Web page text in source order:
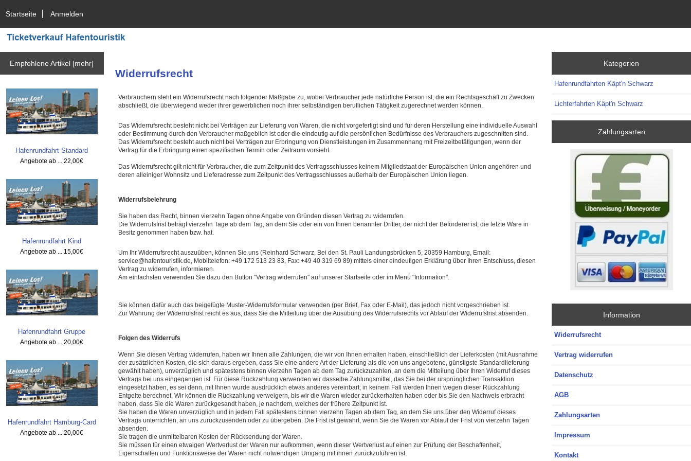
Startseite Anmelden
Empfohlene Artikel [mehr]
Hafenrundfahrt Standard
Angebote ab ...22,00€
Hafenrundfahrt Kind
Angebote ab ... 15,00€
Hafenrundfahrt Gruppe
Angebote ab ...20,00€
Hafenrundfahrt Hamburg-Card
Angebote ab ...20,00€
Widerrufsrecht
Verbrauchern steht ein Widerrufsrecht nach folgender Maßgabe zu, wobei Verbraucher jede natürliche Person ist, die ein Rechtsgeschäft zu Zwecken
abschließt, die überwiegend weder ihrer gewerblichen noch ihrer selbständigen beruflichen Tätigkeit zugerechnet werden können.
Das Widerrufsrecht besteht nicht bei Verträgen zur Lieferung von Waren, die nicht vorgefertigt sind und für deren Herstellung eine individuelle Auswahl
oder Bestimmung durch den Verbraucher maßgeblich ist oder die eindeutig auf die persönlichen Bedürfnisse des Verbrauchers zugeschnitten sind.
Das Widerrufsrecht besteht auch nicht bei Verträgen zur Erbringung von Dienstleistungen im Zusammenhang mit Freizeitbetätigungen, wenn der
Vertrag für die Erbringung einen spezifischen Termin oder Zeitraum vorsieht.
Das Widerrufsrecht gilt nicht für Verbraucher, die zum Zeitpunkt des Vertragsschlusses keinem Mitgliedstaat der Europäischen Union angehören und
deren alleiniger Wohnsitz und Lieferadresse zum Zeitpunkt des Vertragsschlusses außerhalb der Europäischen Union liegen.
Widerrufsbelehrung
Sie haben das Recht, binnen vierzehn Tagen ohne Angabe von Gründen diesen Vertrag zu widerrufen.
Die Widerrufsfrist beträgt vierzehn Tage ab dem Tag, an dem Sie oder ein von Ihnen benannter Dritter, der nicht der Beförderer ist, die letzte Ware in
Besitz genommen haben bzw. hat.
Um Ihr Widerrufsrecht auszuüben, können Sie uns (Reinhard Schwarz, Bei den St. Pauli Landungsbrücken 5, 20359 Hamburg, Email:
service@hafentouristik.de,Mobiltelefon: +49 172 513 23 83, Fax: +49 40 319 69 89) mittels einer eindeutigen Erklärung über Ihren Entschluss, diesen
Vertrag zu widerrufen, informieren.
Am einfachsten verwenden Sie dazu den Button "Vertrag widerrufen" auf unserer Startseite oder im Menü "Information".
Sie können dafür auch das beigefügte Muster-Widerrufsformular verwenden (per Brief, Fax oder E-Mail), das jedoch nicht vorgeschrieben ist.
Zur Wahrung der Widerrufsfrist reicht es aus, dass Sie die Mitteilung über die Ausübung des Widerrufsrechts vor Ablauf der Widerrufsfrist absenden.
Folgen des Widerrufs
Wenn Sie diesen Vertrag widerrufen, haben wir Ihnen alle Zahlungen, die wir von Ihnen erhalten haben, einschließlich der Lieferkosten (mit Ausnahme
der zusätzlichen Kosten, die sich daraus ergeben, dass Sie eine andere Art der Lieferung als die von uns angebotene, günstigste Standardlieferung
gewählt haben), unverzüglich und spätestens binnen vierzehn Tagen ab dem Tag zurückzuzahlen, an dem die Mitteilung über Ihren Widerruf dieses
Vertrags bei uns eingegangen ist. Für diese Rückzahlung verwenden wir dasselbe Zahlungsmittel, das Sie bei der ursprünglichen Transaktion
eingesetzt haben, es sei denn, mit Ihnen wurde ausdrücklich etwas anderes vereinbart; in keinem Fall werden Ihnen wegen dieser Rückzahlung
Entgelte berechnet. Wir können die Rückzahlung verweigern, bis wir die Waren wieder zurückerhalten haben oder bis Sie den Nachweis erbracht
haben, dass Sie die Waren zurückgesandt haben, je nachdem, welches der frühere Zeitpunkt ist.
Sie haben die Waren unverzüglich und in jedem Fall spätestens binnen vierzehn Tagen ab dem Tag, an dem Sie uns über den Widerruf dieses
Vertrags unterrichten, an uns zurückzusenden oder zu übergeben. Die Frist ist gewahrt, wenn Sie die Waren vor Ablauf der Frist von vierzehn Tagen
absenden.
Sie tragen die unmittelbaren Kosten der Rücksendung der Waren.
Sie müssen für einen etwaigen Wertverlust der Waren nur aufkommen, wenn dieser Wertverlust auf einen zur Prüfung der Beschaffenheit,
Eigenschaften und Funktionsweise der Waren nicht notwendigen Umgang mit ihnen zurückzuführen ist.
Kategorien
Hafenrundfahrten Käpt'n Schwarz
Lichterfahrten Käpt'n Schwarz
Zahlungsarten
Information
Widerrufsrecht
Vertrag widerrufen
Datenschutz
AGB
Zahlungsarten
Impressum
Kontakt